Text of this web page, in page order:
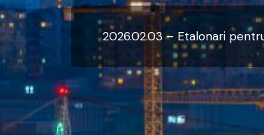
2026.02.03 – Etalonari